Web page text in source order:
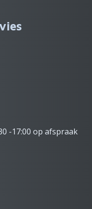
-17:00 op afspraak